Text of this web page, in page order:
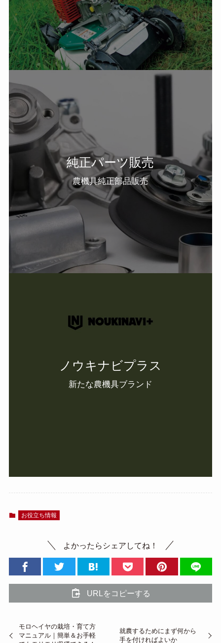
純正パーツ販売
農機具純正部品販売
ノウキナビプラス
新たな農機具ブランド
お役立ち情報
よかったらシェアしてね！
URLをコピーする
モロヘイヤの栽培・育て方
マニュアル｜簡単＆お手軽
就農するためにまず何から
手を付ければよいか